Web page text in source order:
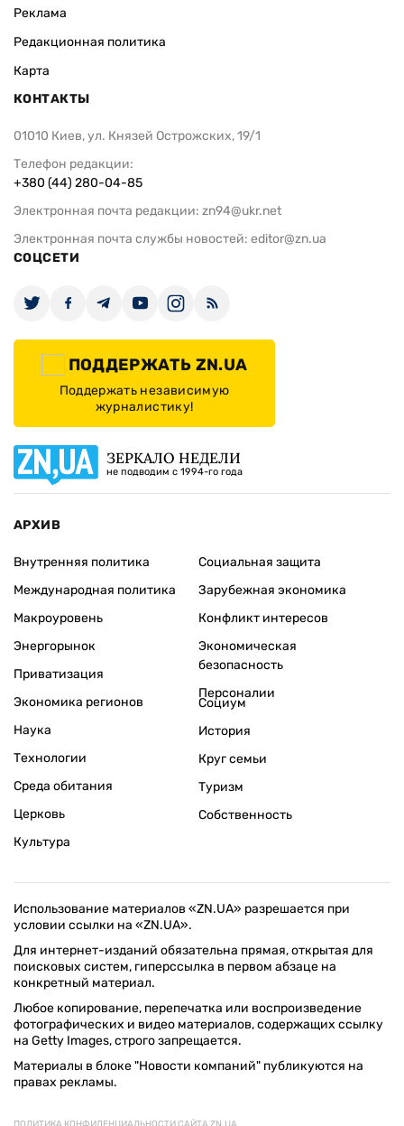
Реклама
Редакционная политика
Карта
КОНТАКТЫ
01010 Киев, ул. Князей Острожских, 19/1
Телефон редакции:
+380 (44) 280-04-85
Электронная почта редакции: zn94@ukr.net
Электронная почта службы новостей: editor@zn.ua
СОЦСЕТИ
ПОДДЕРЖАТЬ ZN.UA
Поддержать независимую
журналистику!
ЗЕРКАЛО НЕДЕЛИ
не подводим с 1994-го года
АРХИВ
Внутренняя политика
Международная политика
Макроуровень
Энергорынок
Приватизация
Экономика регионов
Социальная защита
Зарубежная экономика
Конфликт интересов
Экономическая
безопасность
Персоналии
Наука
Технологии
Среда обитания
Церковь
Культура
Социум
История
Круг семьи
Туризм
Собственность
Использование материалов «ZN.UA» разрешается при
условии ссылки на «ZN.UA».
Для интернет-изданий обязательна прямая, открытая для
поисковых систем, гиперссылка в первом абзаце на
конкретный материал.
Любое копирование, перепечатка или воспроизведение
фотографических и видео материалов, содержащих ссылку
на Getty Images, строго запрещается.
Материалы в блоке "Новости компаний" публикуются на
правах рекламы.
ПОЛИТИКА КОНФИДЕНЦИАЛЬНОСТИ САЙТА ZN.UA